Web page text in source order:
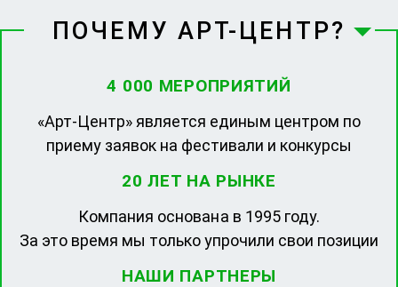
ПОЧЕМУ АРТ-ЦЕНТР?
4 000 МЕРОПРИЯТИЙ
«Арт-Центр» является единым центром по
приему заявок на фестивали и конкурсы
20 ЛЕТ НА РЫНКЕ
Компания основана в 1995 году.
За это время мы только упрочили свои позиции
НАШИ ПАРТНЕРЫ